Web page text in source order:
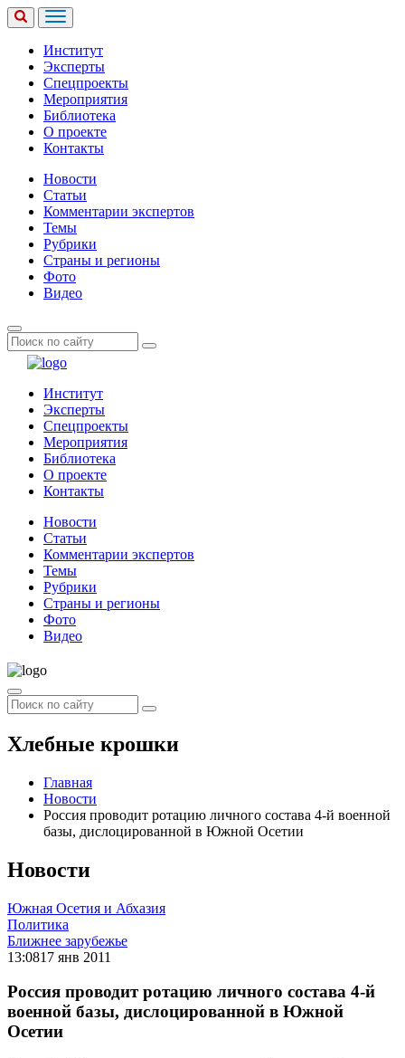
Институт
Эксперты
Спецпроекты
Мероприятия
Библиотека
О проекте
Контакты
Новости
Статьи
Комментарии экспертов
Темы
Рубрики
Страны и регионы
Фото
Видео
Институт
Эксперты
Спецпроекты
Мероприятия
Библиотека
О проекте
Контакты
Новости
Статьи
Комментарии экспертов
Темы
Рубрики
Страны и регионы
Фото
Видео
Хлебные крошки
Главная
Новости
Россия проводит ротацию личного состава 4-й военной
базы, дислоцированной в Южной Осетии
Новости
Южная Осетия и Абхазия
Политика
Ближнее зарубежье
13:0817 янв 2011
Россия проводит ротацию личного состава 4-й
военной базы, дислоцированной в Южной
Осетии